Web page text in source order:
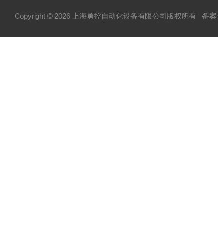
Copyright © 2026 上海勇控自动化设备有限公司版权所有 备案